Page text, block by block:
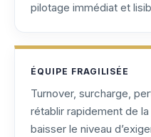
pilotage immédiat et
ÉQUIPE FRAGILISÉE
Turnover, surcharge,
rétablir rapidement de
baisser le niveau